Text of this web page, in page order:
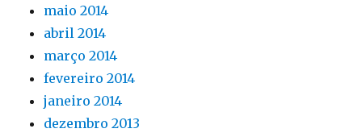
maio 2014
abril 2014
março 2014
fevereiro 2014
janeiro 2014
dezembro 2013